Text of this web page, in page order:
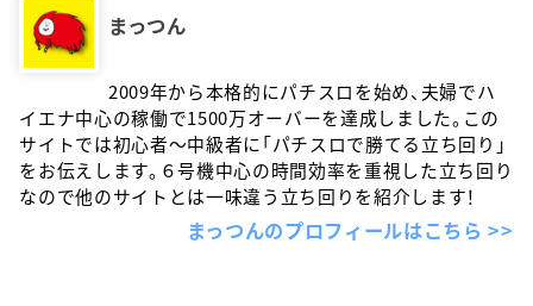
まっつん
2009年から本格的にパチスロを始め、夫婦でハ
イエナ中心の稼働で1500万オーバーを達成しました。この
サイトでは初心者〜中級者に「パチスロで勝てる立ち回り」
をお伝えします。６号機中心の時間効率を重視した立ち回り
なので他のサイトとは一味違う立ち回りを紹介します！
まっつんのプロフィールはこちら >>